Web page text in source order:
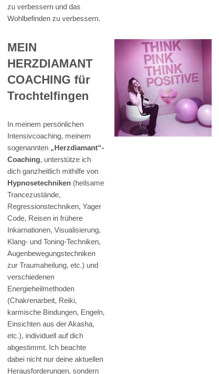
zu verbessern und das
Wohlbefinden zu verbessern.
MEIN
HERZDIAMANT
COACHING für
Trochtelfingen
In meinem persönlichen
Intensivcoaching, meinem
sogenannten „Herzdiamant“-
Coaching, unterstütze ich
dich ganzheitlich mithilfe von
Hypnosetechniken (heilsame
Trancezustände,
Regressionstechniken, Yager
Code, Reisen in frühere
Inkarnationen, Visualisierung,
Klang- und Toning-Techniken,
Augenbewegungstechniken
zur Traumaheilung, etc.) und
verschiedenen
Energieheilmethoden
(Chakrenarbeit, Reiki,
karmische Bindungen, Engeln,
Einsichten aus der Akasha,
etc.), individuell auf dich
abgestimmt. Ich beachte
dabei nicht nur deine aktuellen
Herausforderungen, sondern